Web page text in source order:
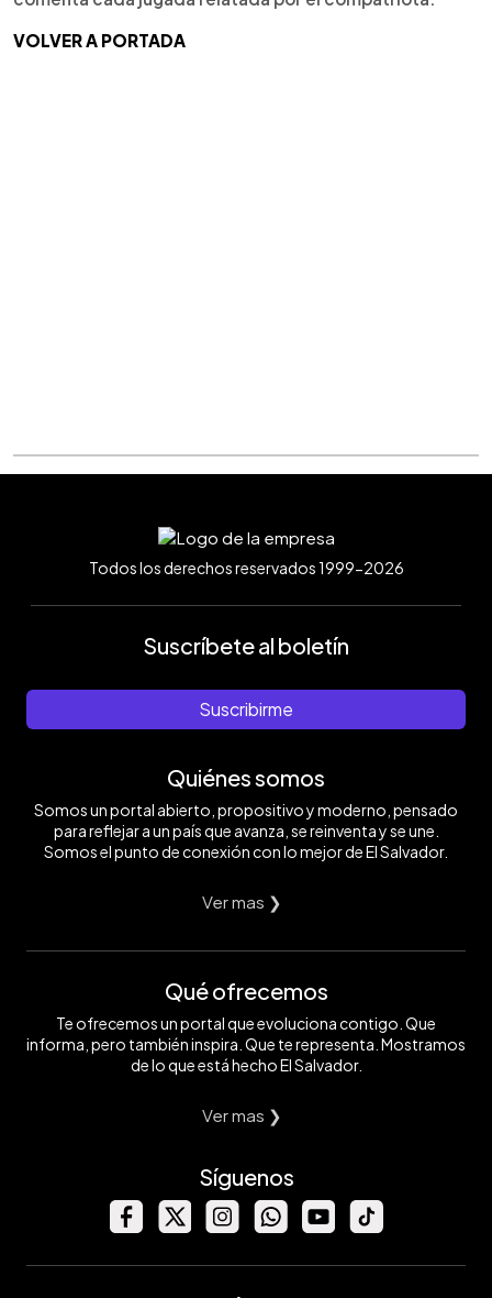
VOLVER A PORTADA
Todos los derechos reservados 1999-2026
Suscríbete al boletín
Suscribirme
Quiénes somos
Somos un portal abierto, propositivo y moderno, pensado
para reflejar a un país que avanza, se reinventa y se une.
Somos el punto de conexión con lo mejor de El Salvador.
Ver mas ❯
Qué ofrecemos
Te ofrecemos un portal que evoluciona contigo. Que
informa, pero también inspira. Que te representa. Mostramos
de lo que está hecho El Salvador.
Ver mas ❯
Síguenos